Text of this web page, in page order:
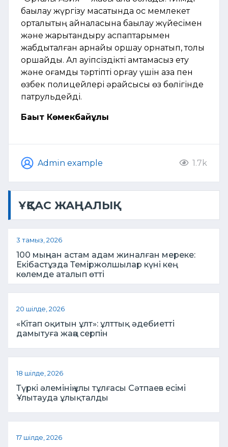
бақылау жүргізу мақсатында қос мемлекет
орталықтың айналасына бақылау жүйесімен
және жарықтандыру аспаптарымен
жабдықталған арнайы қоршау орнатып, толық
қоршайды. Ал қауіпсіздікті қамтамасыз ету
және қоғамдық тәртіпті қорғау үшін қазақ пен
өзбек полицейлері әрқайсысы өз бөлігінде
патрульдейді.
Бақыт Көмекбайұлы
Admin example 1.7k
ҰҚСАС ЖАҢАЛЫҚ
3 тамыз, 2026
100 мыңнан астам адам жиналған мереке:
Екібастұзда Теміржолшылар күні кең
көлемде аталып өтті
20 шілде, 2026
«Кітап оқитын ұлт»: ұлттық әдебиетті
дамытуға жаңа серпін
18 шілде, 2026
Түркі әлемінің ұлы тұлғасы Сәтпаев есімі
Ұлытауда ұлықталды
17 шілде, 2026